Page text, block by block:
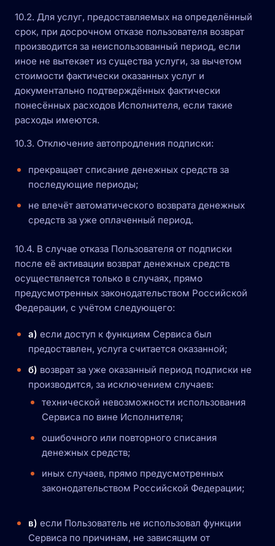
10.2. Для услуг, предоставляемых на определённый
срок, при досрочном отказе пользователя возврат
производится за неиспользованный период, если
иное не вытекает из существа услуги, за вычетом
стоимости фактически оказанных услуг и
документально подтверждённых фактически
понесённых расходов Исполнителя, если такие
расходы имеются.
10.3. Отключение автопродления подписки:
прекращает списание денежных средств за
последующие периоды;
не влечёт автоматического возврата денежных
средств за уже оплаченный период.
10.4. В случае отказа Пользователя от подписки
после её активации возврат денежных средств
осуществляется только в случаях, прямо
предусмотренных законодательством Российской
Федерации, с учётом следующего:
а) если доступ к функциям Сервиса был
предоставлен, услуга считается оказанной;
б) возврат за уже оказанный период подписки не
производится, за исключением случаев:
технической невозможности использования
Сервиса по вине Исполнителя;
ошибочного или повторного списания
денежных средств;
иных случаев, прямо предусмотренных
законодательством Российской Федерации;
в) если Пользователь не использовал функции
Сервиса по причинам, не зависящим от